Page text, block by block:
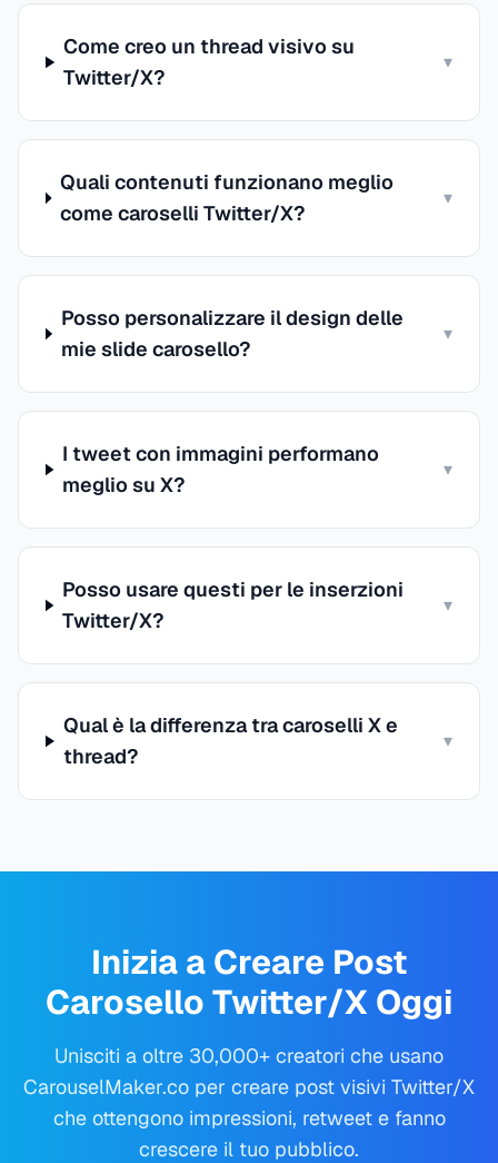
Come creo un thread visivo su
Twitter/X?
▾
Quali contenuti funzionano meglio
come caroselli Twitter/X?
▾
Posso personalizzare il design delle
mie slide carosello?
▾
I tweet con immagini performano
meglio su X?
▾
Posso usare questi per le inserzioni
Twitter/X?
▾
Qual è la differenza tra caroselli X e
thread?
▾
Inizia a Creare Post
Carosello Twitter/X Oggi
Unisciti a oltre 30,000+ creatori che usano
CarouselMaker.co per creare post visivi Twitter/X
che ottengono impressioni, retweet e fanno
crescere il tuo pubblico.